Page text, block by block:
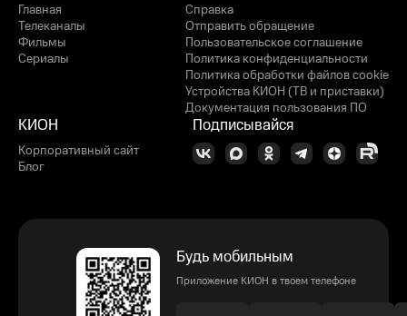
Главная
Телеканалы
Фильмы
Сериалы
Справка
Отправить обращение
Пользовательское соглашение
Политика конфиденциальности
Политика обработки файлов cookie
Устройства КИОН (ТВ и приставки)
Документация пользования ПО
КИОН
Корпоративный сайт
Блог
Подписывайся
Будь мобильным
Приложение КИОН в твоем телефоне